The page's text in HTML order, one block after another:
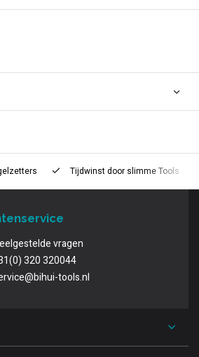
Tijdwinst door slimme Tools
vragen
320 320044
tools.nl